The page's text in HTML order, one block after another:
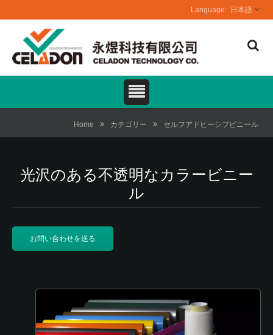
日本語
Home カテゴリー セルフアドヒーシブビニール
光沢のある不透明なカラービニー
ル
お問い合わせを送る